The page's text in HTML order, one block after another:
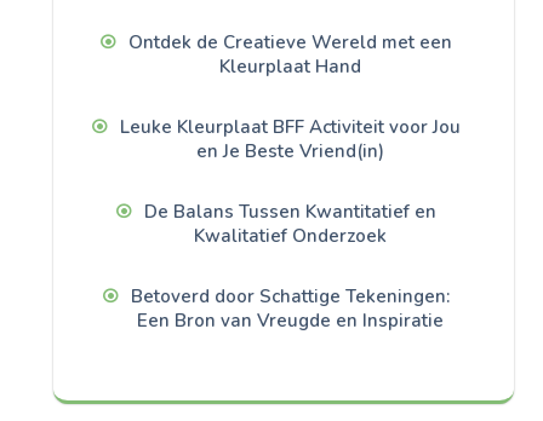
Ontdek de Creatieve Wereld met een
Kleurplaat Hand
Leuke Kleurplaat BFF Activiteit voor Jou
en Je Beste Vriend(in)
De Balans Tussen Kwantitatief en
Kwalitatief Onderzoek
Betoverd door Schattige Tekeningen:
Een Bron van Vreugde en Inspiratie